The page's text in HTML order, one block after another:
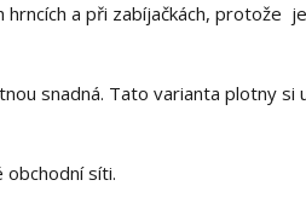
a při zabíjačkách, protože je
snadná. Tato varianta plotny si
obchodní síti.